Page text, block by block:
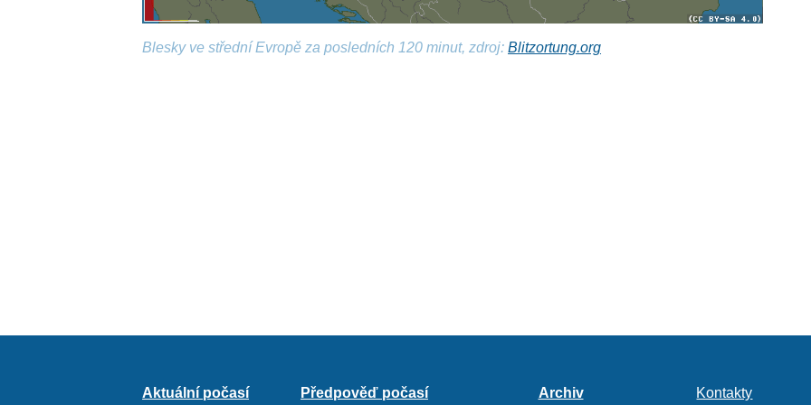
Blesky ve střední Evropě za posledních 120 minut, zdroj:Blitzortung.org
Aktuální počasí Předpověď počasí Archiv Kontakty